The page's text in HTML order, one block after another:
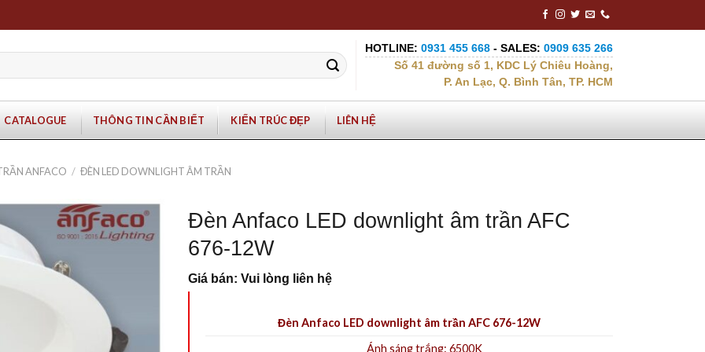
HOTLINE: 0931 455 668 - SALES: 0909 635 266
Số 41 đường số 1, KDC Lý Chiêu Hoàng,
P. An Lạc, Q. Bình Tân, TP. HCM
CATALOGUE THÔNG TIN CẦN BIẾT KIẾN TRÚC ĐẸP LIÊN HỆ
ANFACO / ĐÈN LED DOWNLIGHT ÂM TRẦN
Đèn Anfaco LED downlight âm trần AFC
676-12W
Giá bán: Vui lòng liên hệ
Đèn Anfaco LED downlight âm trần AFC 676-12W
Ánh sáng trắng: 6500K